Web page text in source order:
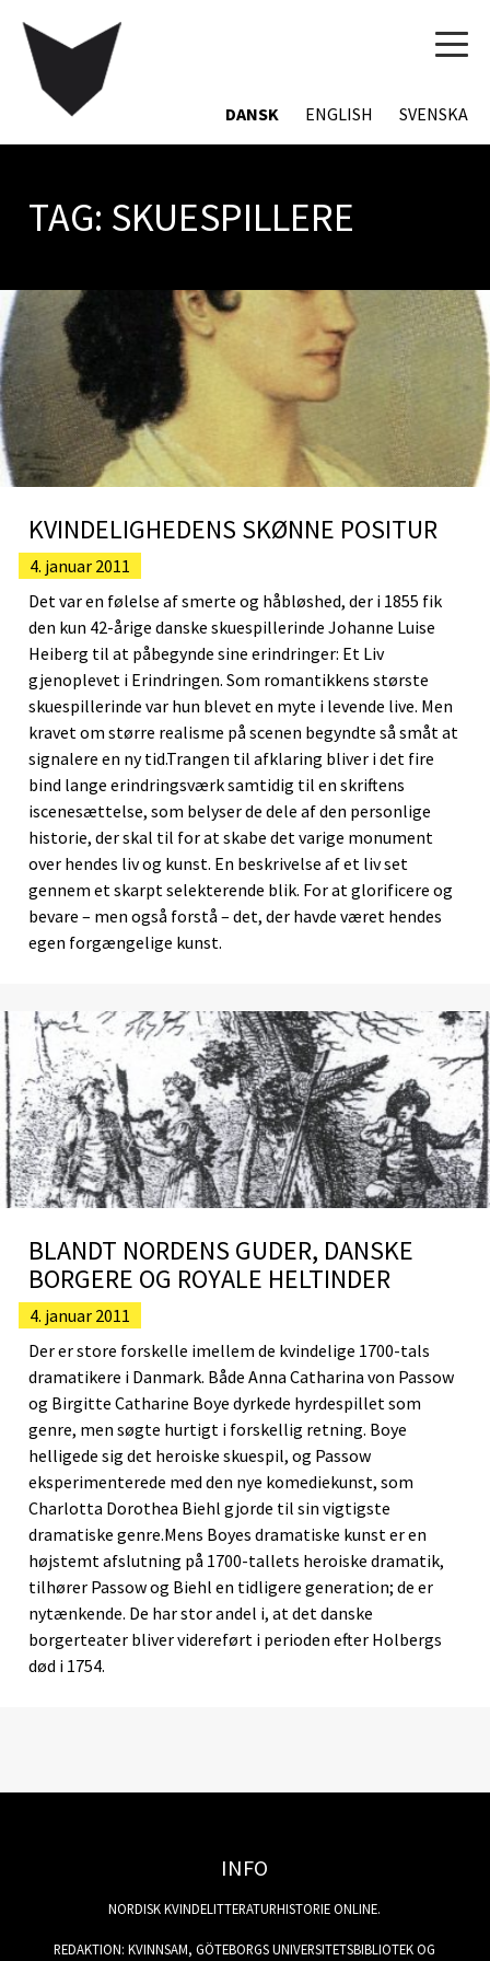
DANSK ENGLISH SVENSKA
TAG: SKUESPILLERE
KVINDELIGHEDENS SKØNNE POSITUR
4. januar 2011
Det var en følelse af smerte og håbløshed, der i 1855 fik
den kun 42-årige danske skuespillerinde Johanne Luise
Heiberg til at påbegynde sine erindringer: Et Liv
gjenoplevet i Erindringen. Som romantikkens største
skuespillerinde var hun blevet en myte i levende live. Men
kravet om større realisme på scenen begyndte så småt at
signalere en ny tid.Trangen til afklaring bliver i det fire
bind lange erindringsværk samtidig til en skriftens
iscenesættelse, som belyser de dele af den personlige
historie, der skal til for at skabe det varige monument
over hendes liv og kunst. En beskrivelse af et liv set
gennem et skarpt selekterende blik. For at glorificere og
bevare – men også forstå – det, der havde været hendes
egen forgængelige kunst.
BLANDT NORDENS GUDER, DANSKE
BORGERE OG ROYALE HELTINDER
4. januar 2011
Der er store forskelle imellem de kvindelige 1700-tals
dramatikere i Danmark. Både Anna Catharina von Passow
og Birgitte Catharine Boye dyrkede hyrdespillet som
genre, men søgte hurtigt i forskellig retning. Boye
helligede sig det heroiske skuespil, og Passow
eksperimenterede med den nye komediekunst, som
Charlotta Dorothea Biehl gjorde til sin vigtigste
dramatiske genre.Mens Boyes dramatiske kunst er en
højstemt afslutning på 1700-tallets heroiske dramatik,
tilhører Passow og Biehl en tidligere generation; de er
nytænkende. De har stor andel i, at det danske
borgerteater bliver videreført i perioden efter Holbergs
død i 1754.
INFO
NORDISK KVINDELITTERATURHISTORIE ONLINE.
REDAKTION: KVINNSAM, GÖTEBORGS UNIVERSITETSBIBLIOTEK OG